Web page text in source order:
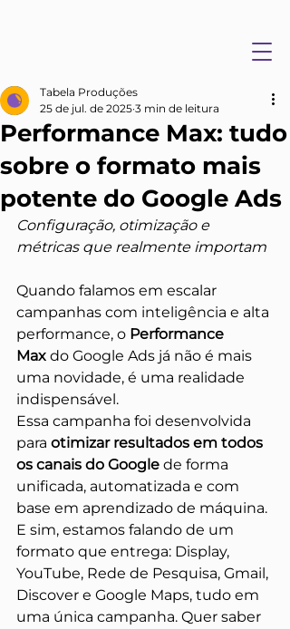
Performance Max: tudo
sobre o formato mais
potente do Google Ads
Tabela Produções
25 de jul. de 2025 3 min de leitura
Configuração, otimização e
métricas que realmente importam
Quando falamos em escalar
campanhas com inteligência e alta
performance, o Performance
Max do Google Ads já não é mais
uma novidade, é uma realidade
indispensável.
Essa campanha foi desenvolvida
para otimizar resultados em todos
os canais do Google de forma
unificada, automatizada e com
base em aprendizado de máquina.
E sim, estamos falando de um
formato que entrega: Display,
YouTube, Rede de Pesquisa, Gmail,
Discover e Google Maps, tudo em
uma única campanha. Quer saber